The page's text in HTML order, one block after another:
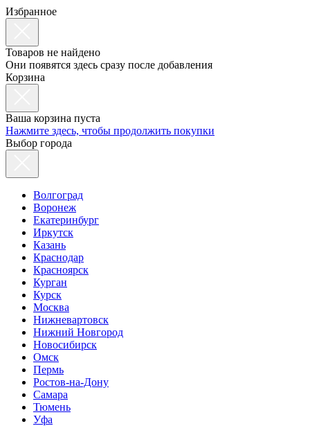
Избранное
Товаров не найдено
Они появятся здесь сразу после добавления
Корзина
Ваша корзина пуста
Нажмите здесь, чтобы продолжить покупки
Выбор города
Волгоград
Воронеж
Екатеринбург
Иркутск
Казань
Краснодар
Красноярск
Курган
Курск
Москва
Нижневартовск
Нижний Новгород
Новосибирск
Омск
Пермь
Ростов-на-Дону
Самара
Тюмень
Уфа